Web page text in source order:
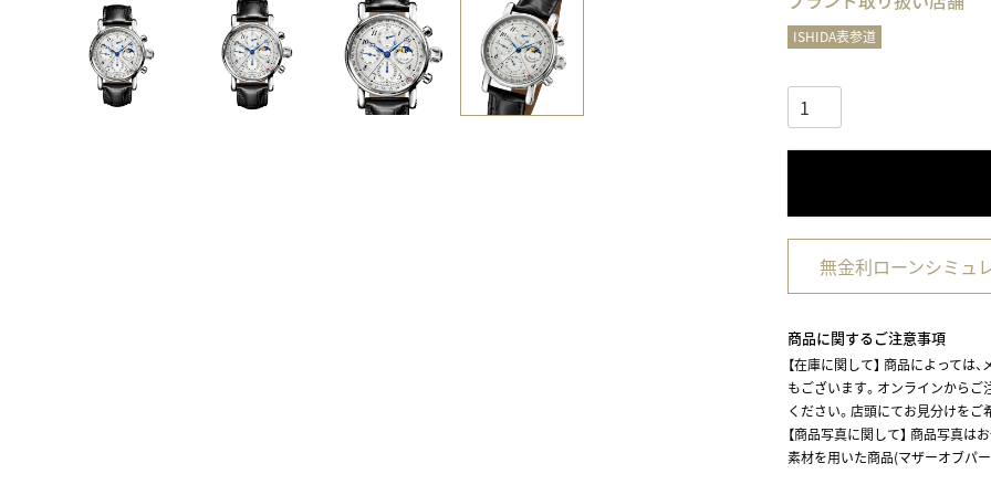
ISHIDA表参道
無金利ローンシミュ
商品に関するご注意事項
【在庫に関して】商品によっては
もございます。オンラインからご
ください。店頭にてお見分けを
【商品写真に関して】 商品写真は
素材を用いた商品(マザーオブパ